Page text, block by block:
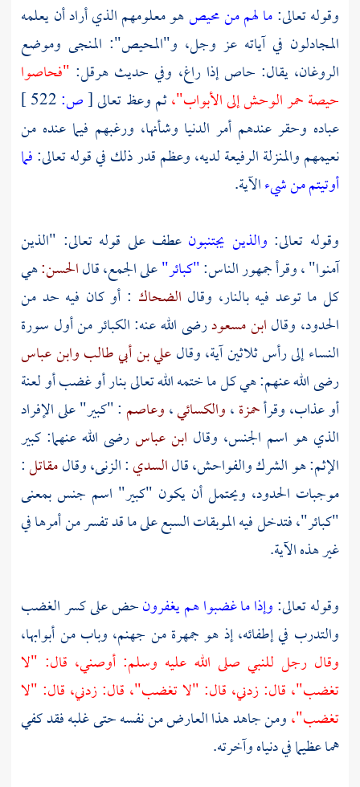
وقوله تعالى:ما لهم من محيصهو معلومهم الذي أراد أن يعلمه
المجادلون في آياته عز وجل، و"المحيص": المنجى وموضع
الروغان، يقال: حاص إذا راغ، وفي حديث هرقل: "فحاصوا
حيصة حمر الوحش إلى الأبواب"،ثم وعظ تعالى[ص:
عباده وحقر عندهم أمر الدنيا وشأنها، ورغبهم فيما عنده من
نعيمهم والمنزلة الرفيعة لديه، وعظم قدر ذلك في قوله تعالى:فما
أوتيتم من شيءالآية.
وقوله تعالى: والذين يجتنبون عطف على قوله تعالى: "الذين
آمنوا" ، وقرأ جمهور الناس:"كبائر"على الجمع، قالالحسن:هي
كل ما توعد فيه بالنار، وقال الضحاك : أو كان فيه حد من
الحدود، وقالابن مسعودرضى الله عنه: الكبائر من أول سورة
النساء إلى رأس ثلاثين آية، وقالعلي بن أبي طالبوابن عباس
رضى الله عنهم: هي كل ما ختمه الله تعالى بنار أو غضب أو لعنة
أو عذاب، وقرأحمزة،والكسائي،وعاصم : "كبير" على الإفراد
الذي هو اسم الجنس، وقال ابن عباسرضى الله عنهما: كبير
الإثم: هو الشرك والفواحش، قالالسدي: الزنى، وقالمقاتل:
موجبات الحدود، ويحتمل أن يكون "كبير" اسم جنس بمعنى
"كبائر"، فتدخل فيه الموبقات السبع على ما قد تفسر من أمرها في
غير هذه الآية.
وقوله تعالى:وإذا ما غضبوا هم يغفرونحض على كسر الغضب
والتدرب في إطفائه، إذ هو جمهرة من جهنم، وباب من أبوابها،
وقال رجل للنبي صلى الله عليه وسلم: أوصني، قال: "لا
تغضب"، قال: زدني، قال: "لا تغضب"، قال: زدني، قال: "لا
تغضب"،ومن جاهد هذا العارض من نفسه حتى غلبه فقد كفي
هما عظيما في دنياه وآخرته.